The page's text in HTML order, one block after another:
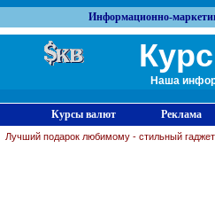
Информационно-
Курс
Наша
Курсы валют Реклама
Лучший подарок любимому - стильный гаджет